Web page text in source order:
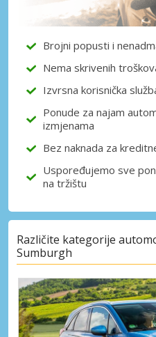
Posebni popusti
Pristupite
dobavljača
Brojni popusti i
Nema skrivenih
Izvrsna korisnička
Ponude za najam
izmjenama
Bez naknada za
Uspoređujemo sve
na tržištu
Različite kategorije
Sumburgh